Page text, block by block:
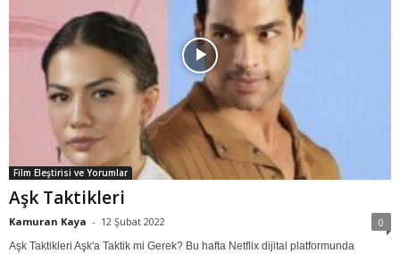
Film Eleştirisi ve Yorumlar
Aşk Taktikleri
Kamuran Kaya - 12 Şubat 2022 0
Aşk Taktikleri Aşk'a Taktik mi Gerek? Bu hafta Netflix dijital platformunda